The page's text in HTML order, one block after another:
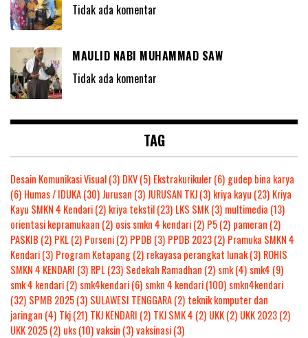
Tidak ada komentar
MAULID NABI MUHAMMAD SAW
Tidak ada komentar
TAG
Desain Komunikasi Visual(3) DKV(5) Ekstrakurikuler(6) gudep bina karya
(6) Humas / IDUKA(30)Jurusan (3)JURUSAN TKJ(3) kriya kayu (23) Kriya
Kayu SMKN 4 Kendari(2) kriya tekstil(23) LKS SMK(3) multimedia (13)
orientasi kepramukaan (2) osis smkn 4 kendari(2) P5(2) pameran (2)
PASKIB (2) PKL(2) Porseni(2) PPDB (3) PPDB 2023(2) Pramuka SMKN 4
Kendari(3) Program Ketapang(2) rekayasa perangkat lunak(3) ROHIS
SMKN 4 KENDARI (3) RPL(23) Sedekah Ramadhan (2) smk(4) smk4 (9)
smk 4 kendari(2) smk4kendari(6) smkn 4 kendari(100) smkn4kendari
(32) SPMB 2025(3) SULAWESI TENGGARA(2) teknik komputer dan
jaringan (4) Tkj(21) TKJ KENDARI (2) TKJ SMK 4 (2) UKK(2) UKK 2023(2)
UKK 2025(2) uks(10)vaksin (3)vaksinasi(3)